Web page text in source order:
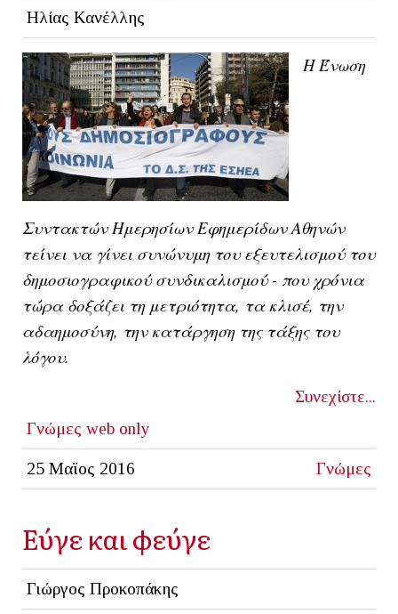
Ηλίας Κανέλλης
H Ένωση
Συντακτών Ημερησίων Εφημερίδων Αθηνών
τείνει να γίνει συνώνυμη του εξευτελισμού του
δημοσιογραφικού συνδικαλισμού - που χρόνια
τώρα δοξάζει τη μετριότητα, τα κλισέ, την
αδαημοσύνη, την κατάργηση της τάξης του
λόγου.
Συνεχίστε...
Γνώμες web only
25 Μαϊος 2016 Γνώμες
Εύγε και φεύγε
Γιώργος Προκοπάκης